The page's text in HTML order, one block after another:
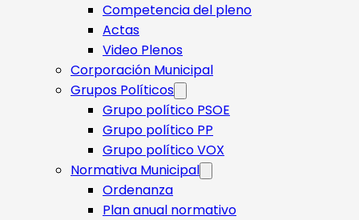
Competencia del pleno
Actas
Video Plenos
Corporación Municipal
Grupos Políticos
Grupo político PSOE
Grupo político PP
Grupo político VOX
Normativa Municipal
Ordenanza
Plan anual normativo